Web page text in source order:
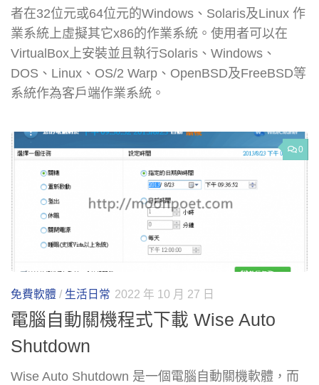
者在32位元或64位元的Windows、Solaris及Linux 作
業系統上虛擬其它x86的作業系統。使用者可以在
VirtualBox上安裝並且執行Solaris、Windows、
DOS、Linux、OS/2 Warp、OpenBSD及FreeBSD等
系統作為客戶端作業系統。
0
免費軟體 / 生活日常 2022 年 10 月 27 日
電腦自動關機程式下載 Wise Auto
Shutdown
Wise Auto Shutdown 是一個電腦自動關機軟體，而